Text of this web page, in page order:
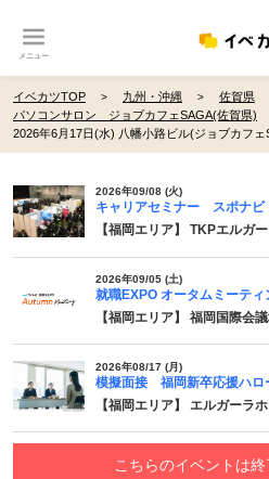
メニュー
イベカツTOP 九州・沖縄
佐賀県
パソコンサロン ジョブカフェSAGA(佐賀県)
2026年6月17日(水) 八幡小路ビル(ジョブカフェ
2026年09/08 (火)
キャリアセミナー スポナビ
【福岡エリア】 TKPエルガ
2026年09/05 (土)
就職EXPO オータムミーテ
【福岡エリア】 福岡国際会
2026年08/17 (月)
模擬面接 福岡新卒応援ハロ
【福岡エリア】 エルガーラ
こちらのイベントは終